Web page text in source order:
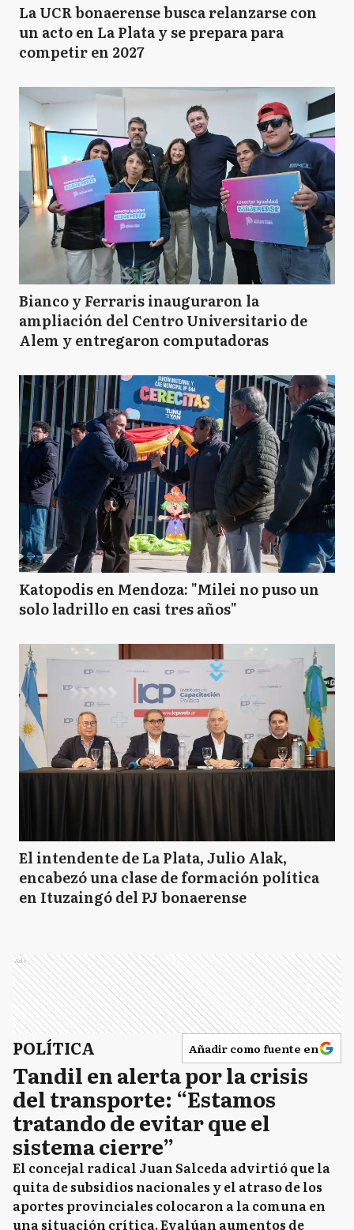
La UCR bonaerense busca relanzarse con
un acto en La Plata y se prepara para
competir en 2027
Bianco y Ferraris inauguraron la
ampliación del Centro Universitario de
Alem y entregaron computadoras
Katopodis en Mendoza: "Milei no puso un
solo ladrillo en casi tres años"
El intendente de La Plata, Julio Alak,
encabezó una clase de formación política
en Ituzaingó del PJ bonaerense
Ads
POLÍTICA Añadir como fuente en
Tandil en alerta por la crisis
del transporte: “Estamos
tratando de evitar que el
sistema cierre”
El concejal radical Juan Salceda advirtió que la
quita de subsidios nacionales y el atraso de los
aportes provinciales colocaron a la comuna en
una situación crítica. Evalúan aumentos de